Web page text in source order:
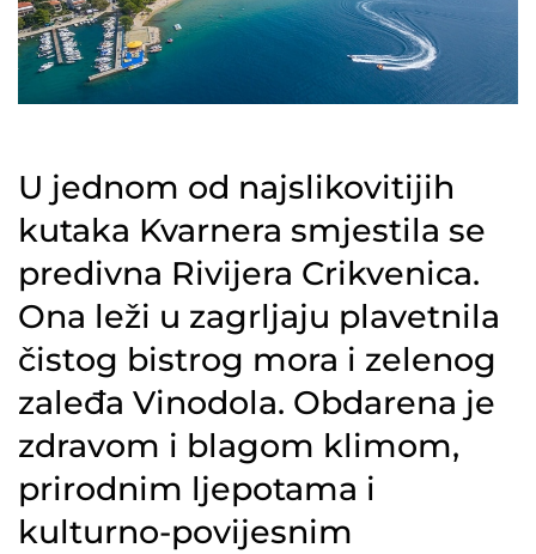
U jednom od najslikovitijih
kutaka Kvarnera smjestila se
predivna Rivijera Crikvenica.
Ona leži u zagrljaju plavetnila
čistog bistrog mora i zelenog
zaleđa Vinodola. Obdarena je
zdravom i blagom klimom,
prirodnim ljepotama i
kulturno-povijesnim